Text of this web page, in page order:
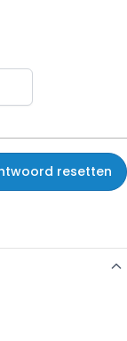
resetten